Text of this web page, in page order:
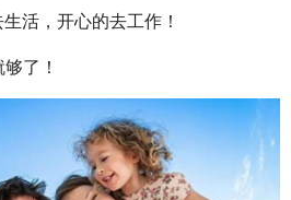
活，开心的去工作！
了！